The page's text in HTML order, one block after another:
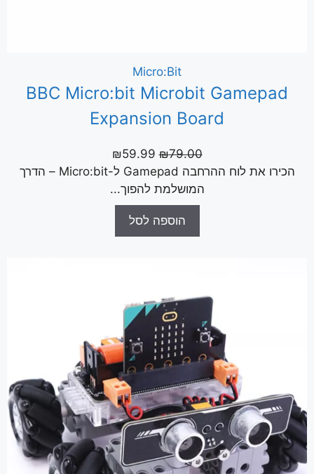
Micro:Bit
BBC Micro:bit Microbit Gamepad
Expansion Board
₪79.00
₪59.99
הכירו את לוח ההרחבה Gamepad ל-Micro:bit – הדרך
המושלמת להפוך...
הוספה לסל